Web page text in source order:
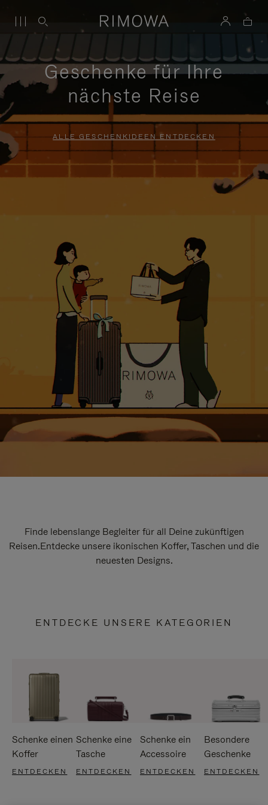
Geschenke für Ihre
nächste Reise
ALLE GESCHENKIDEEN ENTDECKEN
Finde lebenslange Begleiter für all Deine zukünftigen
Reisen.Entdecke unsere ikonischen Koffer, Taschen und die
neuesten Designs.
ENTDECKE UNSERE KATEGORIEN
Schenke einen
Koffer
ENTDECKEN
Schenke eine
Tasche
ENTDECKEN
Schenke ein
Accessoire
ENTDECKEN
Besondere
Geschenke
ENTDECKEN